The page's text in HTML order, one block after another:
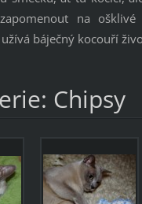
na ošklivé
báječný kocouří ži
Chipsy